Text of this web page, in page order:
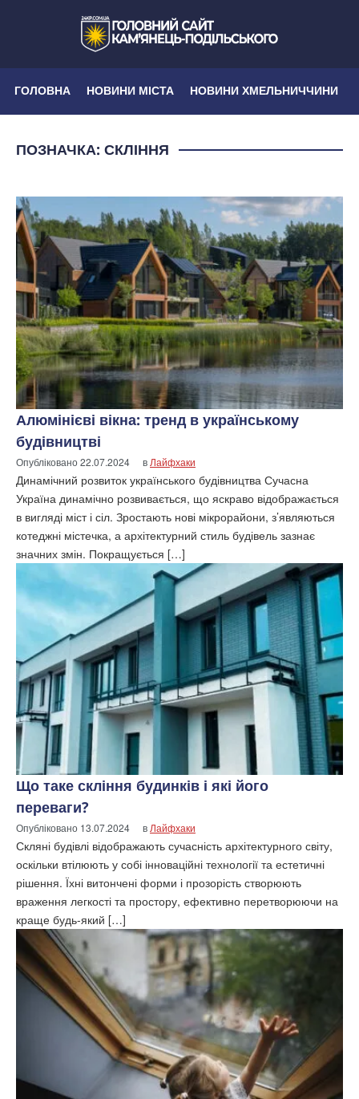
ГОЛОВНА НОВИНИ МІСТА НОВИНИ ХМЕЛЬНИЧЧИНИ
ПОЗНАЧКА: СКЛІННЯ
Алюмінієві вікна: тренд в українському
будівництві
Опубліковано22.07.2024 в Лайфхаки
Динамічний розвиток українського будівництва Сучасна
Україна динамічно розвивається, що яскраво відображається
в вигляді міст і сіл. Зростають нові мікрорайони, з’являються
котеджні містечка, а архітектурний стиль будівель зазнає
значних змін. Покращується […]
Що таке скління будинків і які його
переваги?
Опубліковано 13.07.2024 в Лайфхаки
Скляні будівлі відображають сучасність архітектурного світу,
оскільки втілюють у собі інноваційні технології та естетичні
рішення. Їхні витончені форми і прозорість створюють
враження легкості та простору, ефективно перетворюючи на
краще будь-який […]